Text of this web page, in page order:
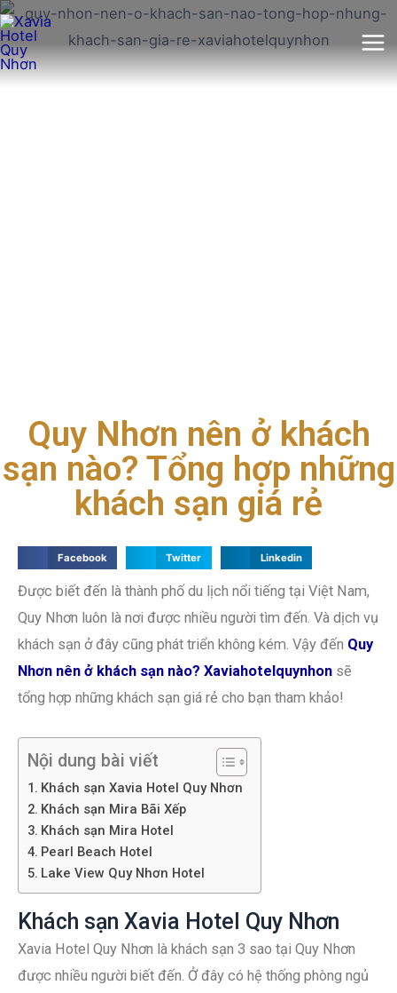
Quy Nhơn nên ở khách
sạn nào? Tổng hợp những
khách sạn giá rẻ
Facebook Twitter Linkedin
Được biết đến là thành phố du lịch nổi tiếng tại Việt Nam,
Quy Nhơn luôn là nơi được nhiều người tìm đến. Và dịch vụ
khách sạn ở đây cũng phát triển không kém. Vậy đến Quy
Nhơn nên ở khách sạn nào? Xaviahotelquynhon sẽ
tổng hợp những khách sạn giá rẻ cho bạn tham khảo!
Nội dung bài viết
Khách sạn Xavia Hotel Quy Nhơn
Khách sạn Mira Bãi Xếp
Khách sạn Mira Hotel
Pearl Beach Hotel
Lake View Quy Nhơn Hotel
Khách sạn Xavia Hotel Quy Nhơn
Xavia Hotel Quy Nhơn là khách sạn 3 sao tại Quy Nhơn
được nhiều người biết đến. Ở đây có hệ thống phòng ngủ